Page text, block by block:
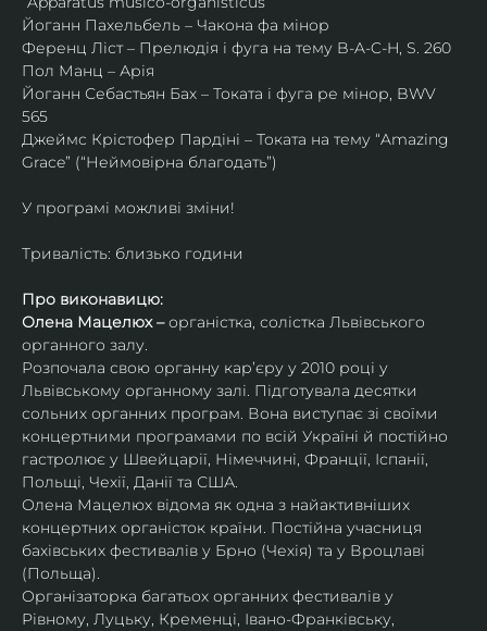
Йоганн Пахельбель – Чакона фа мінор
Ференц Ліст – Прелюдія і фуга на тему B-A-C-H, S. 260
Пол Манц – Арія
Йоганн Себастьян Бах – Токата і фуга ре мінор, BWV
565
Джеймс Крістофер Пардіні – Токата на тему “Amazing
Grace” (“Неймовірна благодать”)
У програмі можливі зміни!
Тривалість: близько години
Про виконавицю:
Олена Мацелюх – органістка, солістка Львівського
органного залу.
Розпочала свою органну кар’єру у 2010 році у
Львівському органному залі. Підготувала десятки
сольних органних програм. Вона виступає зі своїми
концертними програмами по всій Україні й постійно
гастролює у Швейцарії, Німеччині, Франції, Іспанії,
Польщі, Чехії, Данії та США.
Олена Мацелюх відома як одна з найактивніших
концертних органісток країни. Постійна учасниця
бахівських фестивалів у Брно (Чехія) та у Вроцлаві
(Польща).
Організаторка багатьох органних фестивалів у
Рівному, Луцьку, Кременці, Івано-Франківську,